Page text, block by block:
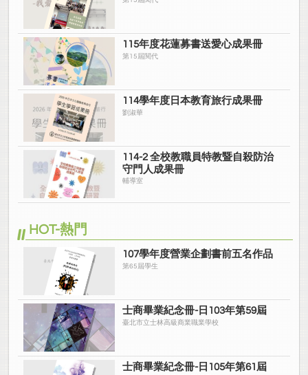
115年度花蓮募書送愛心成果冊
第15屆閱代
114學年度日本教育旅行成果冊
劉淑華
114-2 全校教職員特教暨自殺防治
守門人成果冊
輔導室
HOT-熱門
107學年度營業企劃書前五名作品
第65屆學生
士商畢業紀念冊-日103年第59屆
臺北市立士林高級商業職業學校
士商畢業紀念冊-日105年第61屆